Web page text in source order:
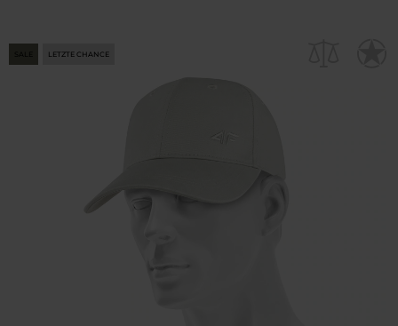
SALE LETZTE CHANCE